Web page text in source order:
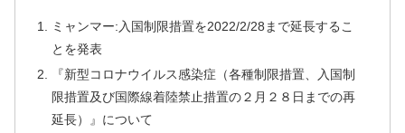
ミャンマー:入国制限措置を2022/2/28まで延長するこ
とを発表
『新型コロナウイルス感染症（各種制限措置、入国制
限措置及び国際線着陸禁止措置の２月２８日までの再
延長）』について